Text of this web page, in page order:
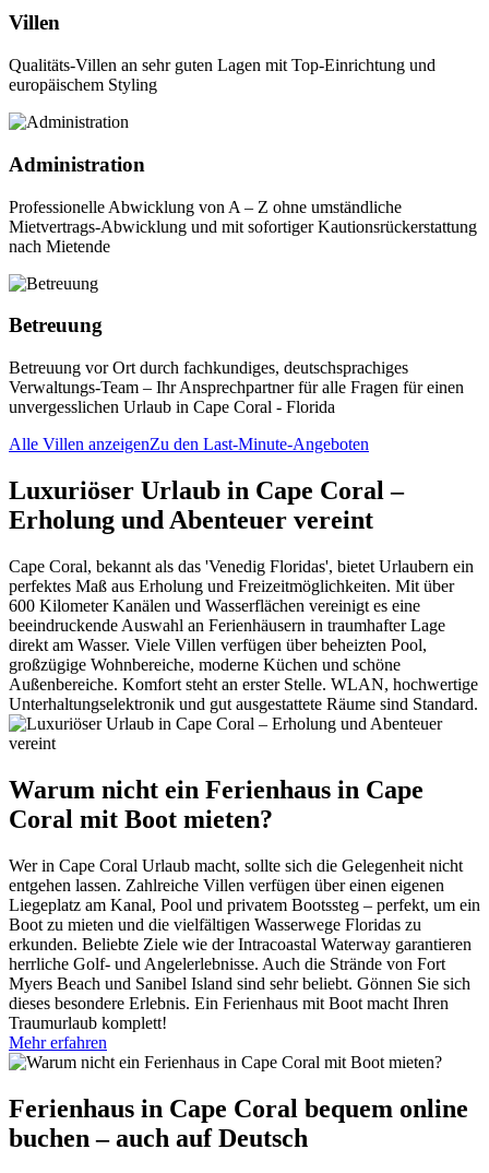
Villen
Qualitäts-Villen an sehr guten Lagen mit Top-Einrichtung und
europäischem Styling
Administration
Professionelle Abwicklung von A – Z ohne umständliche
Mietvertrags-Abwicklung und mit sofortiger Kautionsrückerstattung
nach Mietende
Betreuung
Betreuung vor Ort durch fachkundiges, deutschsprachiges
Verwaltungs-Team – Ihr Ansprechpartner für alle Fragen für einen
unvergesslichen Urlaub in Cape Coral - Florida
Alle Villen anzeigenZu den Last-Minute-Angeboten
Luxuriöser Urlaub in Cape Coral –
Erholung und Abenteuer vereint
Cape Coral, bekannt als das 'Venedig Floridas', bietet Urlaubern ein
perfektes Maß aus Erholung und Freizeitmöglichkeiten. Mit über
600 Kilometer Kanälen und Wasserflächen vereinigt es eine
beeindruckende Auswahl an Ferienhäusern in traumhafter Lage
direkt am Wasser. Viele Villen verfügen über beheizten Pool,
großzügige Wohnbereiche, moderne Küchen und schöne
Außenbereiche. Komfort steht an erster Stelle. WLAN, hochwertige
Unterhaltungselektronik und gut ausgestattete Räume sind Standard.
Warum nicht ein Ferienhaus in Cape
Coral mit Boot mieten?
Wer in Cape Coral Urlaub macht, sollte sich die Gelegenheit nicht
entgehen lassen. Zahlreiche Villen verfügen über einen eigenen
Liegeplatz am Kanal, Pool und privatem Bootssteg – perfekt, um ein
Boot zu mieten und die vielfältigen Wasserwege Floridas zu
erkunden. Beliebte Ziele wie der Intracoastal Waterway garantieren
herrliche Golf- und Angelerlebnisse. Auch die Strände von Fort
Myers Beach und Sanibel Island sind sehr beliebt. Gönnen Sie sich
dieses besondere Erlebnis. Ein Ferienhaus mit Boot macht Ihren
Traumurlaub komplett!
Mehr erfahren
Ferienhaus in Cape Coral bequem online
buchen – auch auf Deutsch